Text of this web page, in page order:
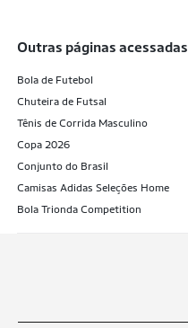
outras páginas acessadas
Bola de Futebol
Chuteira de Futsal
Tênis de Corrida Masculino
Copa 2026
Conjunto do Brasil
Camisas Adidas Seleções Home
Bola Trionda Competition